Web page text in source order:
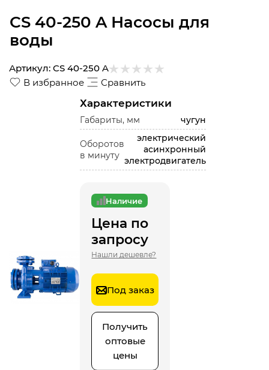
CS 40-250 A Насосы для
воды
В избранное Сравнить
Артикул: CS 40-250 A
Характеристики
Габариты, мм чугун
Оборотов
в минуту
электрический
асинхронный
электродвигатель
Наличие
Цена по
запросу
Нашли дешевле?
Под заказ
Получить
оптовые
цены